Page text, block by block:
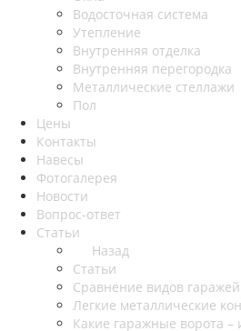
Водосточная система
Утепление
Внутренняя отделка
Внутренняя перегородка
Металлические стеллажи
Пол
Цены
Контакты
Навесы
Фотогалерея
Новости
Вопрос-ответ
Статьи
Назад
Статьи
Сравнение видов гаражей
Легкие металлические
Какие гаражные ворота –